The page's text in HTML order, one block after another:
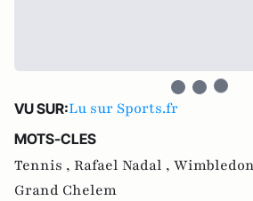
VU SUR:Lu sur Sports.fr
MOTS-CLES
Tennis , Rafael Nadal ,
Grand Chelem